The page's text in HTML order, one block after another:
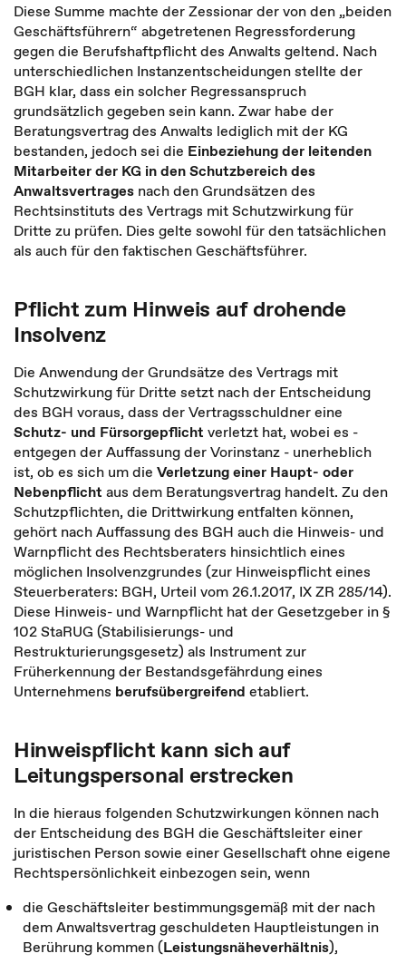
Diese Summe machte der Zessionar der von den „beiden
Geschäftsführern“ abgetretenen Regressforderung
gegen die Berufshaftpflicht des Anwalts geltend. Nach
unterschiedlichen Instanzentscheidungen stellte der
BGH klar, dass ein solcher Regressanspruch
grundsätzlich gegeben sein kann. Zwar habe der
Beratungsvertrag des Anwalts lediglich mit der KG
bestanden, jedoch sei die Einbeziehung der leitenden
Mitarbeiter der KG in den Schutzbereich des
Anwaltsvertrages nach den Grundsätzen des
Rechtsinstituts des Vertrags mit Schutzwirkung für
Dritte zu prüfen. Dies gelte sowohl für den tatsächlichen
als auch für den faktischen Geschäftsführer.
Pflicht zum Hinweis auf drohende
Insolvenz
Die Anwendung der Grundsätze des Vertrags mit
Schutzwirkung für Dritte setzt nach der Entscheidung
des BGH voraus, dass der Vertragsschuldner eine
Schutz- und Fürsorgepflicht verletzt hat, wobei es -
entgegen der Auffassung der Vorinstanz - unerheblich
ist, ob es sich um die Verletzung einer Haupt- oder
Nebenpflicht aus dem Beratungsvertrag handelt. Zu den
Schutzpflichten, die Drittwirkung entfalten können,
gehört nach Auffassung des BGH auch die Hinweis- und
Warnpflicht des Rechtsberaters hinsichtlich eines
möglichen Insolvenzgrundes (zur Hinweispflicht eines
Steuerberaters: BGH, Urteil vom 26.1.2017, IX ZR 285/14).
Diese Hinweis- und Warnpflicht hat der Gesetzgeber in §
102 StaRUG (Stabilisierungs- und
Restrukturierungsgesetz) als Instrument zur
Früherkennung der Bestandsgefährdung eines
Unternehmens berufsübergreifend etabliert.
Hinweispflicht kann sich auf
Leitungspersonal erstrecken
In die hieraus folgenden Schutzwirkungen können nach
der Entscheidung des BGH die Geschäftsleiter einer
juristischen Person sowie einer Gesellschaft ohne eigene
Rechtspersönlichkeit einbezogen sein, wenn
die Geschäftsleiter bestimmungsgemäß mit der nach
dem Anwaltsvertrag geschuldeten Hauptleistungen in
Berührung kommen (Leistungsnäheverhältnis),